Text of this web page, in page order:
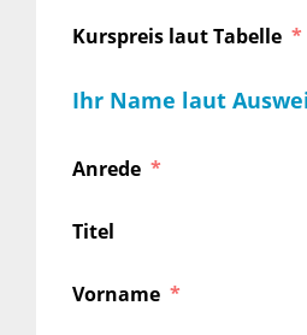
Kurspreis laut Tabelle
Ihr Name laut
Anrede
Titel
Vorname